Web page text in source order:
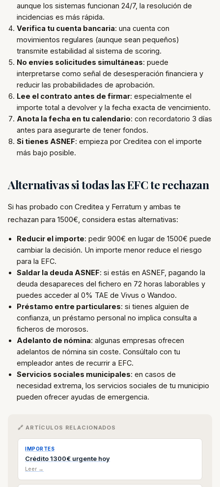
aunque los sistemas funcionan 24/7, la resolución de
incidencias es más rápida.
Verifica tu cuenta bancaria: una cuenta con
movimientos regulares (aunque sean pequeños)
transmite estabilidad al sistema de scoring.
No envíes solicitudes simultáneas: puede
interpretarse como señal de desesperación financiera y
reducir las probabilidades de aprobación.
Lee el contrato antes de firmar: especialmente el
importe total a devolver y la fecha exacta de vencimiento.
Anota la fecha en tu calendario: con recordatorio 3 días
antes para asegurarte de tener fondos.
Si tienes ASNEF: empieza por Creditea con el importe
más bajo posible.
Alternativas si todas las EFC te rechazan
Si has probado con Creditea y Ferratum y ambas te
rechazan para 1500€, considera estas alternativas:
Reducir el importe: pedir 900€ en lugar de 1500€ puede
cambiar la decisión. Un importe menor reduce el riesgo
para la EFC.
Saldar la deuda ASNEF: si estás en ASNEF, pagando la
deuda desapareces del fichero en 72 horas laborables y
puedes acceder al 0% TAE de Vivus o Wandoo.
Préstamo entre particulares: si tienes alguien de
confianza, un préstamo personal no implica consulta a
ficheros de morosos.
Adelanto de nómina: algunas empresas ofrecen
adelantos de nómina sin coste. Consúltalo con tu
empleador antes de recurrir a EFC.
Servicios sociales municipales: en casos de
necesidad extrema, los servicios sociales de tu municipio
pueden ofrecer ayudas de emergencia.
🔗 ARTÍCULOS RELACIONADOS
IMPORTES
Crédito 1300€ urgente hoy
Leer →